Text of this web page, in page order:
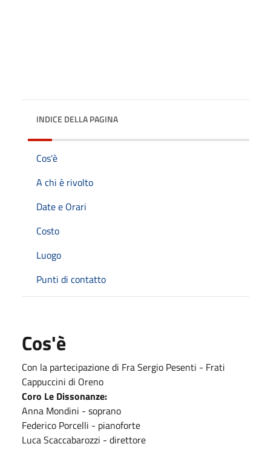
INDICE DELLA PAGINA
Cos'è
A chi è rivolto
Date e Orari
Costo
Luogo
Punti di contatto
Cos'è
Con la partecipazione di Fra Sergio Pesenti - Frati
Cappuccini di Oreno
Coro Le Dissonanze:
Anna Mondini - soprano
Federico Porcelli - pianoforte
Luca Scaccabarozzi - direttore